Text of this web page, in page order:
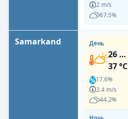
2 m/s
67.5%
Samarkand День
26 …
37 °C
17.6%
2.4 m/s
44.2%
Ночь